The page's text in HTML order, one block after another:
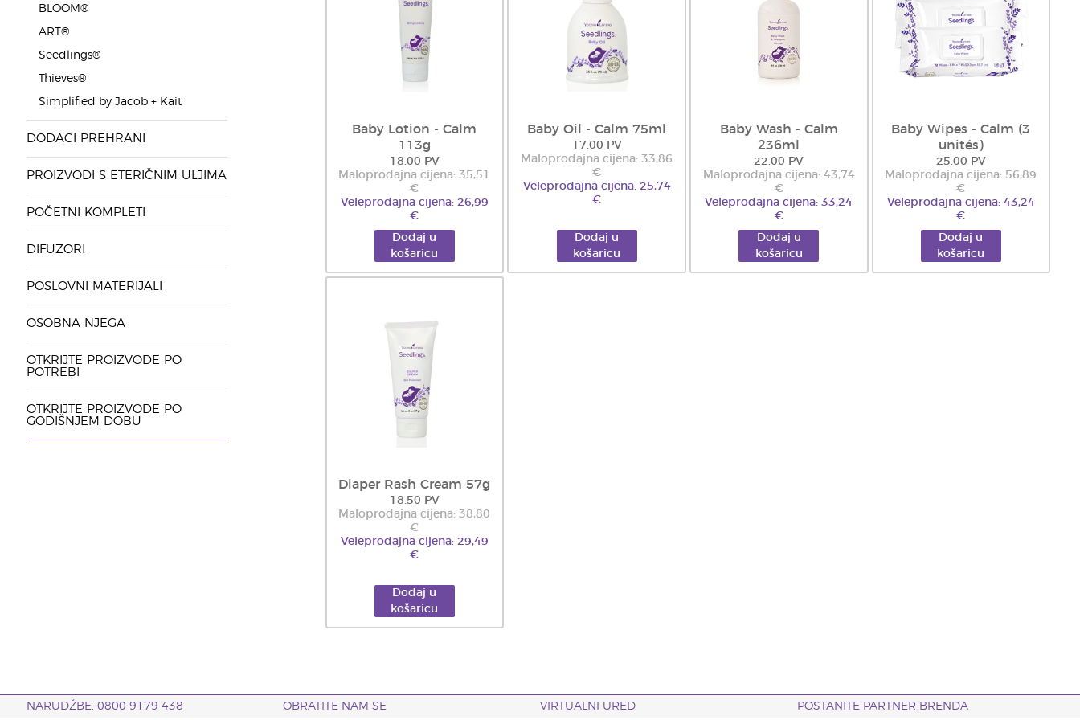
BLOOM®
ART®
Seedlings®
Thieves®
Simplified by Jacob + Kait
DODACI PREHRANI
PROIZVODI S ETERIČNIM ULJIMA
POČETNI KOMPLETI
DIFUZORI
POSLOVNI MATERIJALI
OSOBNA NJEGA
OTKRIJTE PROIZVODE PO
POTREBI
OTKRIJTE PROIZVODE PO
GODIŠNJEM DOBU
Baby Lotion - Calm
113g
18.00 PV
Maloprodajna cijena: 35,51
€
Veleprodajna cijena: 26,99
€
Dodaj u
košaricu
Baby Oil - Calm 75ml
17.00 PV
Maloprodajna cijena: 33,86
€
Veleprodajna cijena: 25,74
€
Dodaj u
košaricu
Baby Wash - Calm
236ml
22.00 PV
Maloprodajna cijena: 43,74
€
Veleprodajna cijena: 33,24
€
Dodaj u
košaricu
Baby Wipes - Calm (3
unités)
25.00 PV
Maloprodajna cijena: 56,89
€
Veleprodajna cijena: 43,24
€
Dodaj u
košaricu
Diaper Rash Cream 57g
18.50 PV
Maloprodajna cijena: 38,80
€
Veleprodajna cijena: 29,49
€
Dodaj u
košaricu
NARUDŽBE: 0800 9179 438 OBRATITE NAM SE VIRTUALNI URED POSTANITE PARTNER BRENDA